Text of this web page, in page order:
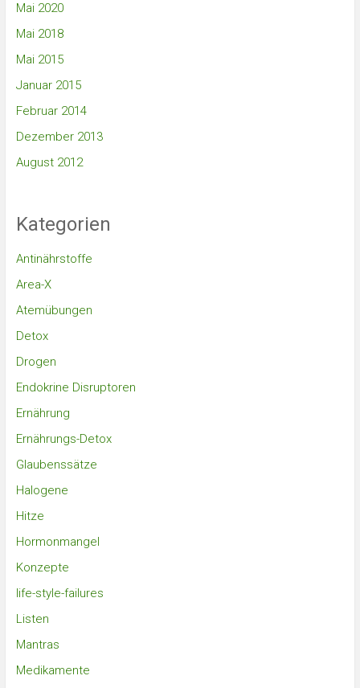
Mai 2020
Mai 2018
Mai 2015
Januar 2015
Februar 2014
Dezember 2013
August 2012
Kategorien
Antinährstoffe
Area-X
Atemübungen
Detox
Drogen
Endokrine Disruptoren
Ernährung
Ernährungs-Detox
Glaubenssätze
Halogene
Hitze
Hormonmangel
Konzepte
life-style-failures
Listen
Mantras
Medikamente